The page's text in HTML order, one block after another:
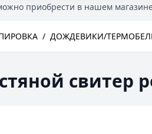
приобрести в нашем
/ ДОЖДЕВИКИ/
свитер